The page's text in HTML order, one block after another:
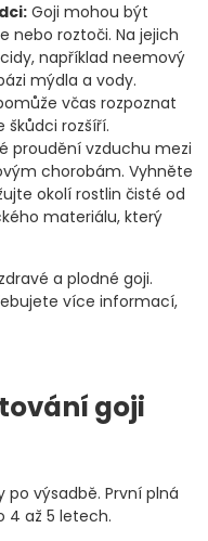
Goji mohou být
nebo roztoči. Na jejich
například neemový
mýdla a vody.
včas rozpoznat
škůdci rozšíří.
proudění vzduchu mezi
chorobám. Vyhněte
okolí rostlin čisté od
materiálu, který
a plodné goji.
více informací,
goji
po výsadbě. První plná
4 až 5 letech.